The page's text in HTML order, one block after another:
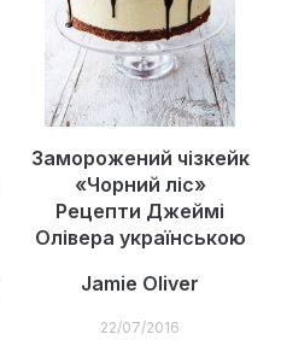
Заморожений чізкейк
«Чорний ліс»
Рецепти Джеймі
Олівера українською
Jamie Oliver
22/07/2016